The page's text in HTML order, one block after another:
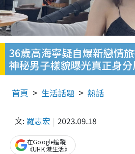
36歲高海寧疑自爆新戀情
神秘男子樣貌曝光真正身分
首頁 生活話題 熱話
文: 羅志宏 2023.09.18
在Google追蹤
《UHK 港生活》